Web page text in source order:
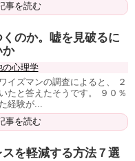
事を読む
のか。嘘を見破るに
か
の心理学
イズマンの調査によると、 ２
たと答えたそうです。 ９０％
経験が...
事を読む
を軽減する方法７選